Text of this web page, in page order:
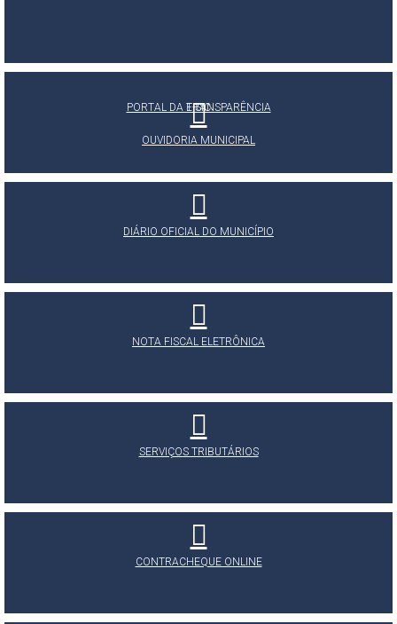
PORTAL DA TRANSPARÊNCIA
E-SIC
OUVIDORIA MUNICIPAL
DIÁRIO OFICIAL DO MUNICÍPIO
NOTA FISCAL ELETRÔNICA
SERVIÇOS TRIBUTÁRIOS
CONTRACHEQUE ONLINE